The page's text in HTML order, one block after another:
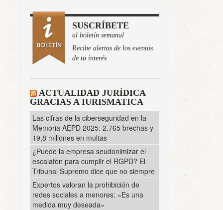
SUSCRÍBETE
al boletín semanal
Recibe alertas de los eventos
de tu interés
ACTUALIDAD JURÍDICA
GRACIAS A IURISMATICA
Las cifras de la ciberseguridad en la
Memoria AEPD 2025: 2.765 brechas y
19,8 millones en multas
¿Puede la empresa seudonimizar el
escalafón para cumplir el RGPD? El
Tribunal Supremo dice que no siempre
Expertos valoran la prohibición de
redes sociales a menores: «Es una
medida muy deseada»